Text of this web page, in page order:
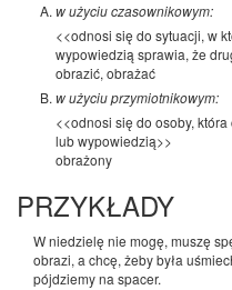
w użyciu czasownikowym:
<<odnosi się do sytuacji, w
wypowiedzią sprawia, że
obrazić, obrażać
w użyciu przymiotnikowym:
<<odnosi się do osoby,
lub wypowiedzią>>
obrażony
PRZYKŁADY
W niedzielę nie mogę, muszę
obrazi, a chcę, żeby była
pójdziemy na spacer.